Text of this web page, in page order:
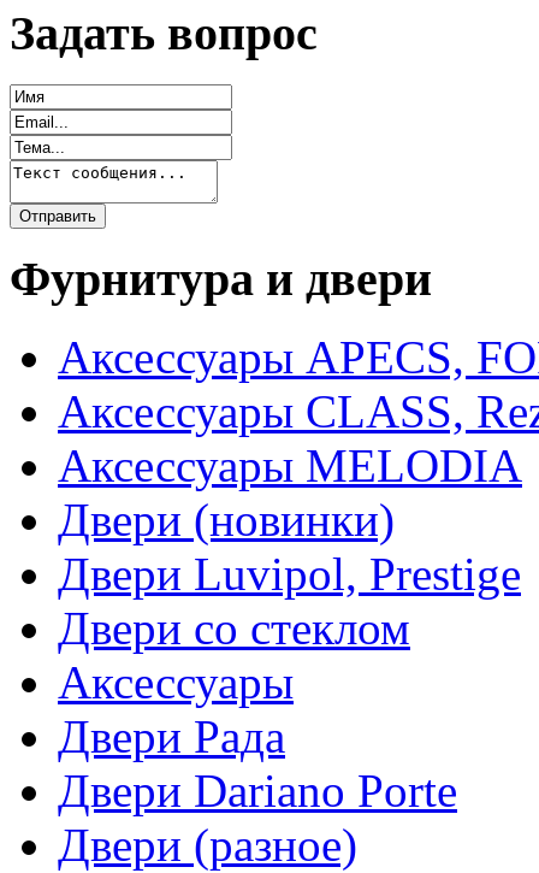
Задать вопрос
Фурнитура и двери
Аксессуары APECS,
Аксессуары CLASS,
Аксессуары MELODIA
Двери (новинки)
Двери Luvipol, Prestige
Двери со стеклом
Аксессуары
Двери Рада
Двери Dariano Porte
Двери (разное)